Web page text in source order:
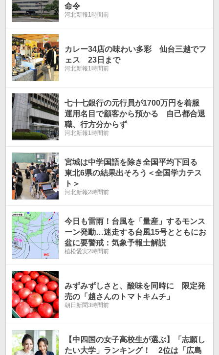
命令
河北新報1時間前
カレー34店の味わい多彩 仙台三越でフ
ェス 23日まで
河北新報1時間前
七十七銀行の元行員が1700万円を着服
運用名目で顧客から預かる 自己都合退
職、行方分からず
河北新報1時間前
宮城は中学国語を除き全国平均下回る
東北6県の結果出そろう＜全国学力テス
ト＞
河北新報2時間前
今日も雷雨！台風を「量産」するモンス
ーン発動…迷走する台風15号とともにお
盆に要警戒：気象予報士解説
植松愛実2時間前
みずみずしさと、酸味を同時に 限定発
売の「趙さんのトマトキムチ」
朝日新聞3時間前
【中四国の女子高校生が選ぶ】「志願し
たい大学」ランキング！ 2位は「広島